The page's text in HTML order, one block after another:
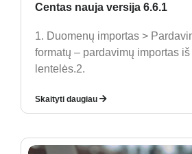
Centas nauja versija 6.6.1
1. Duomenų importas >
formatų – pardavimų importas
lentelės.2.
Skaityti daugiau